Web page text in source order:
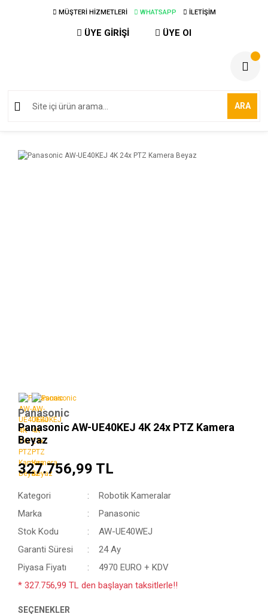
MÜŞTERİ HİZMETLERİ WHATSAPP İLETİŞİM
ÜYE GİRİŞİ ÜYE Ol
ARA
Panasonic
Panasonic AW-UE40KEJ 4K 24x PTZ Kamera
Beyaz
327.756,99 TL
Kategori
Robotik Kameralar
Marka
Panasonic
Stok Kodu
AW-UE40WEJ
Garanti Süresi
24 Ay
Piyasa Fiyatı
4970 EURO + KDV
* 327.756,99 TL den başlayan taksitlerle!!
SEÇENEKLER